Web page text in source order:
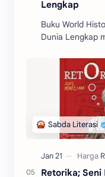
Lengkap
Buku World
Dunia Lengkap
memberikan
jelas tentang
Retorika; Seni